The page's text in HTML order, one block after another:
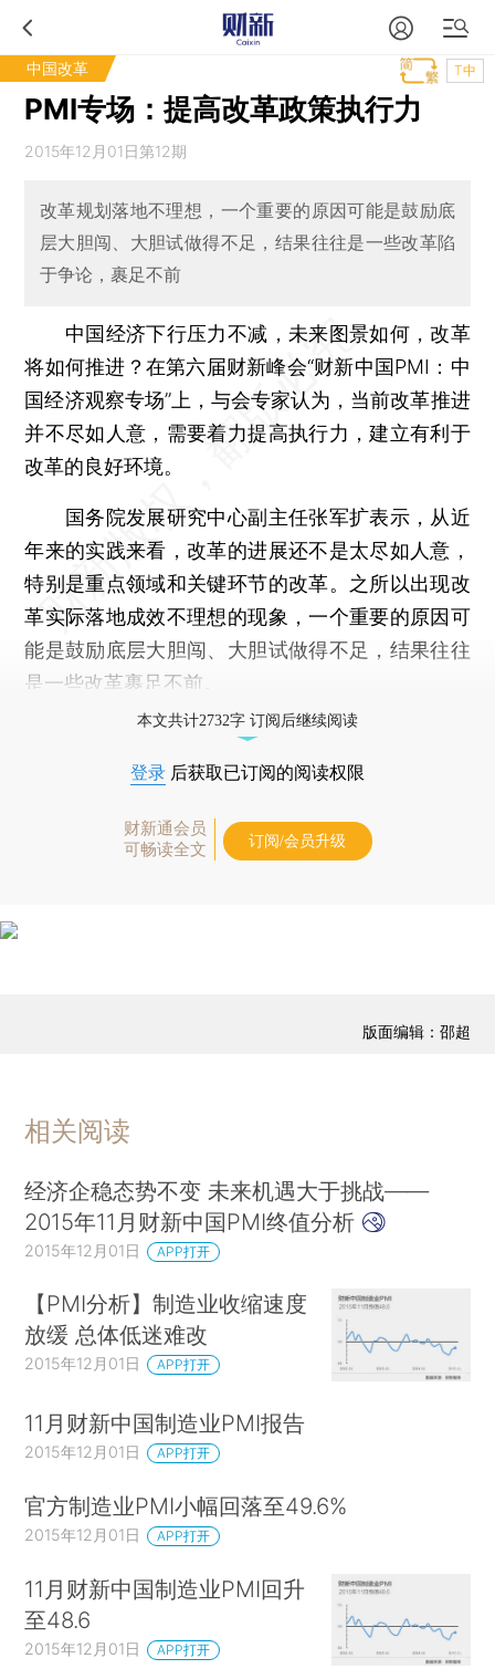
中国改革 T中
PMI专场：提高改革政策执行力
2015年12月01日第12期
改革规划落地不理想，一个重要的原因可能是鼓励底
层大胆闯、大胆试做得不足，结果往往是一些改革陷
于争论，裹足不前
中国经济下行压力不减，未来图景如何，改革
将如何推进？在第六届财新峰会“财新中国PMI：中
国经济观察专场”上，与会专家认为，当前改革推进
并不尽如人意，需要着力提高执行力，建立有利于
改革的良好环境。
国务院发展研究中心副主任张军扩表示，从近
年来的实践来看，改革的进展还不是太尽如人意，
特别是重点领域和关键环节的改革。之所以出现改
革实际落地成效不理想的现象，一个重要的原因可
能是鼓励底层大胆闯、大胆试做得不足，结果往往
是一些改革裹足不前。
本文共计2732字 订阅后继续阅读
登录 后获取已订阅的阅读权限
财新通会员
可畅读全文
订阅/会员升级
版面编辑：邵超
相关阅读
经济企稳态势不变 未来机遇大于挑战——
2015年11月财新中国PMI终值分析
2015年12月01日 APP打开
【PMI分析】制造业收缩速度
放缓 总体低迷难改
2015年12月01日 APP打开
11月财新中国制造业PMI报告
2015年12月01日 APP打开
官方制造业PMI小幅回落至49.6%
2015年12月01日 APP打开
11月财新中国制造业PMI回升
至48.6
2015年12月01日 APP打开